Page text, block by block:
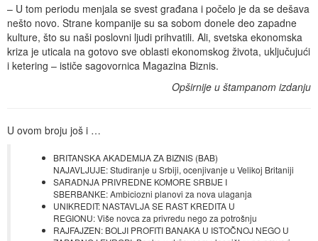
– U tom periodu menjala se svest građana i počelo je da se dešava
nešto novo. Strane kompanije su sa sobom donele deo zapadne
kulture, što su naši poslovni ljudi prihvatili. Ali, svetska ekonomska
kriza je uticala na gotovo sve oblasti ekonomskog života, uključujući
i ketering – ističe sagovornica Magazina Biznis.
Opširnije u štampanom izdanju
U ovom broju još i …
BRITANSKA AKADEMIJA ZA BIZNIS (BAB)
NAJAVLJUJE: Studiranje u Srbiji, ocenjivanje u Velikoj Britaniji
SARADNJA PRIVREDNE KOMORE SRBIJE I
SBERBANKE: Ambiciozni planovi za nova ulaganja
UNIKREDIT: NASTAVLJA SE RAST KREDITA U
REGIONU: Više novca za privredu nego za potrošnju
RAJFAJZEN: BOLJI PROFITI BANAKA U ISTOČNOJ NEGO U